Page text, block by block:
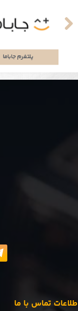
پلتفرم جاباما
تماس با ما